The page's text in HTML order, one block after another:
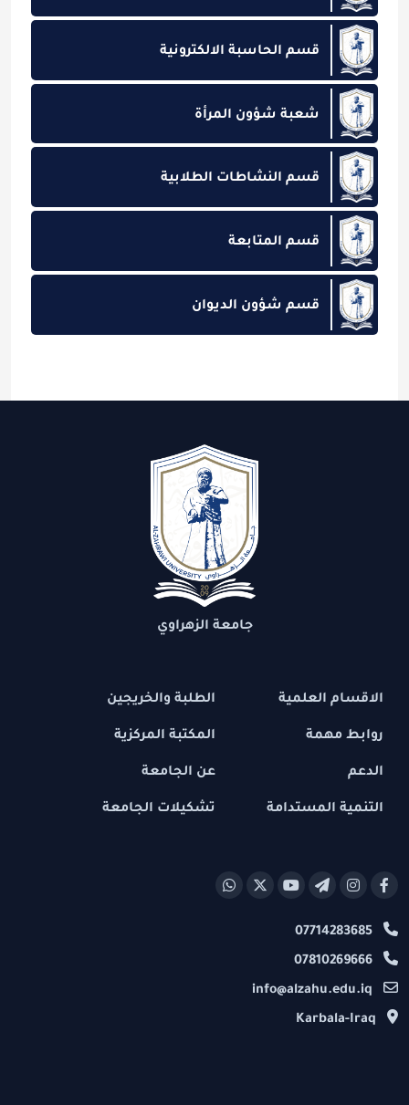
قسم الحاسبة الالكترونية
شعبة شؤون المرأة
قسم النشاطات الطلابية
قسم المتابعة
قسم شؤون الديوان
جامعة الزهراوي
الاقسام العلمية
روابط مهمة
الدعم
التنمية المستدامة
الطلبة والخريجين
المكتبة المركزية
عن الجامعة
تشكيلات الجامعة
07714283685
07810269666
info@alzahu.edu.iq
Karbala-Iraq